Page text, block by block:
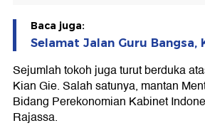
Baca juga:
Selamat Jalan Guru Bangsa,
Sejumlah tokoh juga turut berduka
Kian Gie. Salah satunya, mantan
Bidang Perekonomian Kabinet
Rajassa.